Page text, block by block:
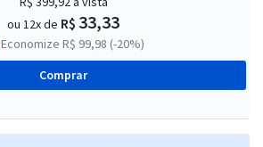
ou 12x de R$ 33,33
Economize R$ 99,98 (-20%)
Comprar